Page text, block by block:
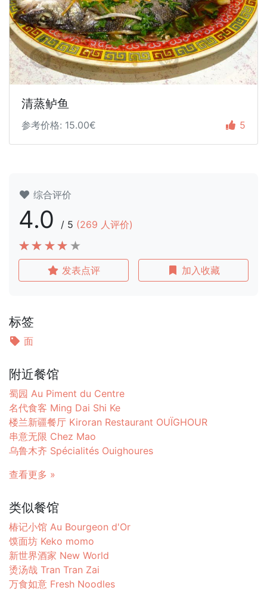
清蒸鲈鱼
参考价格: 15.00€ 5
综合评价
4.0 / 5 (269 人评价)
发表点评 加入收藏
标签
面
附近餐馆
蜀园 Au Piment du Centre
名代食客 Ming Dai Shi Ke
楼兰新疆餐厅 Kiroran Restaurant OUÏGHOUR
串意无限 Chez Mao
乌鲁木齐 Spécialités Ouighoures
查看更多 »
类似餐馆
椿记小馆 Au Bourgeon d'Or
馍面坊 Keko momo
新世界酒家 New World
烫汤哉 Tran Tran Zai
万食如意 Fresh Noodles